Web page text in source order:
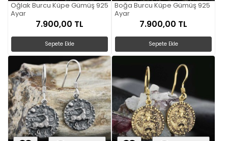
Oğlak Burcu Küpe Gümüş 925
Ayar
7.900,00 TL
Sepete Ekle
Boğa Burcu Küpe Gümüş 925
Ayar
7.900,00 TL
Sepete Ekle